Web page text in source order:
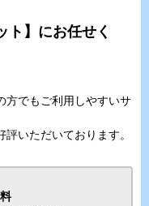
ト】にお任せく
方でもご利用しやすいサ
いただいております。